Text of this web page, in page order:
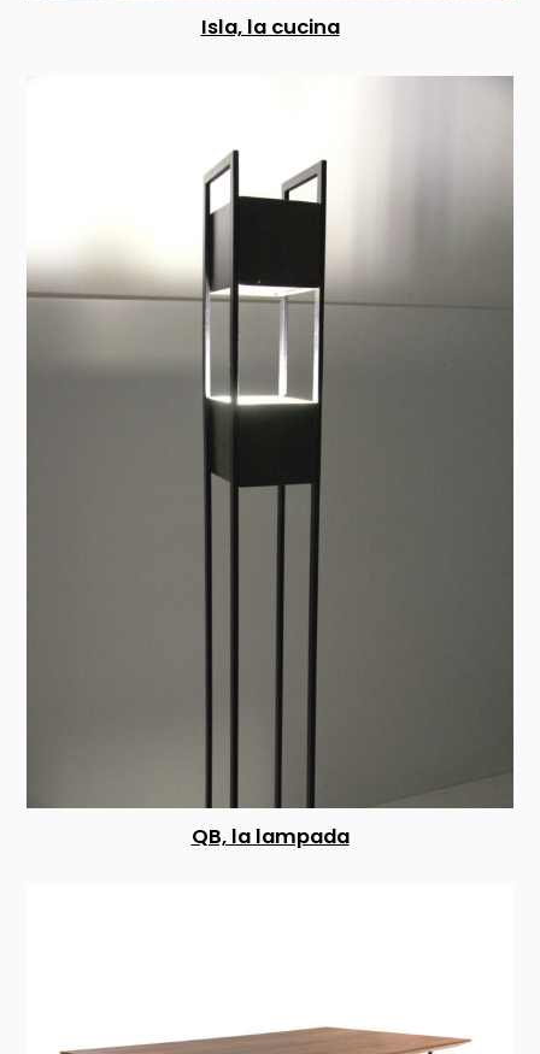
Isla, la cucina
QB, la lampada